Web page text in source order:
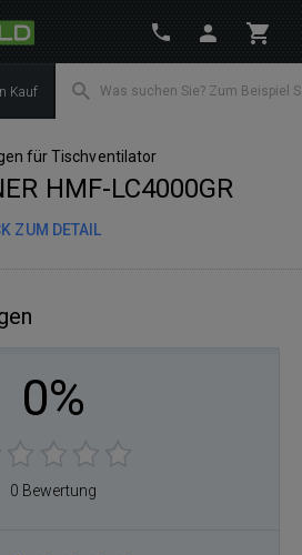
Kauf
für Tischventilator
HMF-LC4000GR
ZUM DETAIL
0%
0 Bewertung